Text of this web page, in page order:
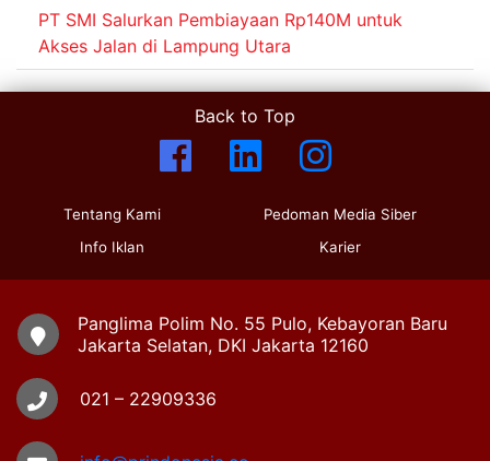
PT SMI Salurkan Pembiayaan Rp140M untuk
Akses Jalan di Lampung Utara
Back to Top
Tentang Kami
Info Iklan
Pedoman Media Siber
Karier
Panglima Polim No. 55 Pulo, Kebayoran Baru
Jakarta Selatan, DKI Jakarta 12160
021 – 22909336